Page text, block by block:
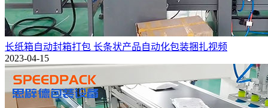
长纸箱自动封箱打包 长条状产品自动化包装捆扎视频
2023-04-15